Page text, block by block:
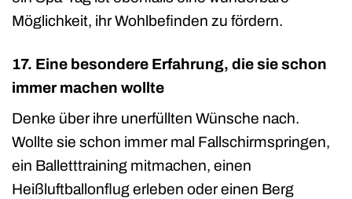
Möglichkeit, ihr Wohlbefinden zu fördern.
17. Eine besondere Erfahrung, die sie schon
immer machen wollte
Denke über ihre unerfüllten Wünsche nach.
Wollte sie schon immer mal Fallschirmspringen,
ein Balletttraining mitmachen, einen
Heißluftballonflug erleben oder einen Berg